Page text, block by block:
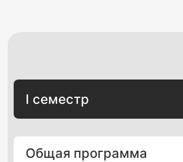
I семестр
Общая программа